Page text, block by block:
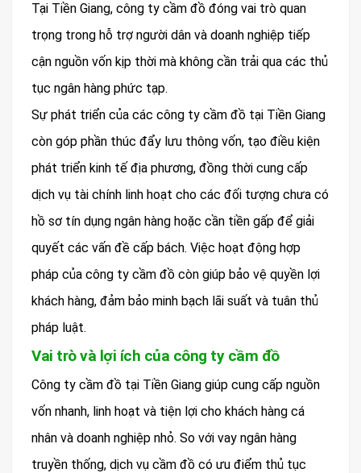
Tại Tiền Giang, công ty cầm đồ đóng vai trò quan
trọng trong hỗ trợ người dân và doanh nghiệp tiếp
cận nguồn vốn kịp thời mà không cần trải qua các thủ
tục ngân hàng phức tạp.
Sự phát triển của các công ty cầm đồ tại Tiền Giang
còn góp phần thúc đẩy lưu thông vốn, tạo điều kiện
phát triển kinh tế địa phương, đồng thời cung cấp
dịch vụ tài chính linh hoạt cho các đối tượng chưa có
hồ sơ tín dụng ngân hàng hoặc cần tiền gấp để giải
quyết các vấn đề cấp bách. Việc hoạt động hợp
pháp của công ty cầm đồ còn giúp bảo vệ quyền lợi
khách hàng, đảm bảo minh bạch lãi suất và tuân thủ
pháp luật.
Vai trò và lợi ích của công ty cầm đồ
Công ty cầm đồ tại Tiền Giang giúp cung cấp nguồn
vốn nhanh, linh hoạt và tiện lợi cho khách hàng cá
nhân và doanh nghiệp nhỏ. So với vay ngân hàng
truyền thống, dịch vụ cầm đồ có ưu điểm thủ tục